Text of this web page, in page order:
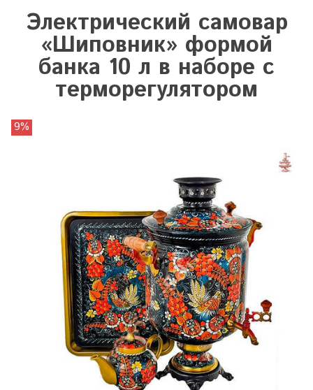
Электрический самовар
«Шиповник» формой
банка 10 л в наборе с
терморегулятором
9%